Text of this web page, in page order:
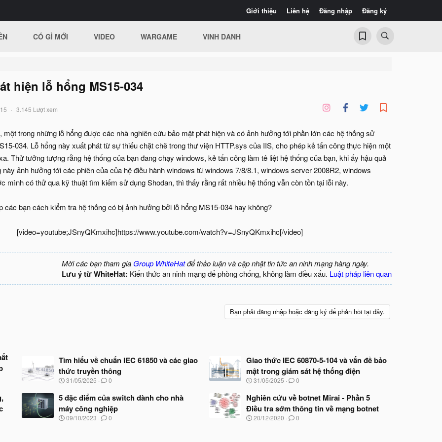
Giới thiệu Liên hệ Đăng nhập Đăng ký
CÓ GÌ MỚI VIDEO WARGAME VINH DANH
hiện lỗ hổng MS15-034
3.145 Lượt xem
một trong những lỗ hổng được các nhà nghiên cứu bảo mật phát hiện và có ảnh hưởng tới phần lớn các hệ thống sử
034. Lỗ hổng này xuất phát từ sự thiếu chặt chẽ trong thư viện HTTP.sys của IIS, cho phép kẻ tấn công thực hiện một
Thử tưởng tượng rằng hệ thống của bạn đang chạy windows, kẻ tấn công làm tê liệt hệ thống của bạn, khi ấy hậu quả
này ảnh hưởng tới các phiên của của hệ điều hành windows từ windows 7/8/8.1, windows server 2008R2, windows
mình có thử qua kỹ thuật tìm kiếm sử dụng Shodan, thì thấy rằng rất nhiều hệ thống vẫn còn tồn tại lỗi này.
các bạn cách kiểm tra hệ thống có bị ảnh hưởng bởi lỗ hổng MS15-034 hay không?
[video=youtube;JSnyQKmxihc]https://www.youtube.com/watch?v=JSnyQKmxihc[/video]
Mời các bạn tham gia Group WhiteHatđể thảo luận và cập nhật tin tức an ninh mạng hàng ngày.
Lưu ý từ WhiteHat: Kiến thức an ninh mạng để phòng chống, không làm điều xấu. Luật pháp liên quan
Bạn phải đăng nhập hoặc đăng ký để phản hồi tại đây.
Tìm hiểu về chuẩn IEC 61850 và các giao
thức truyền thông
N
à
y
b
ắ
31/05/2025 0
Giao thức IEC 60870-5-104 và vấn đề bảo
mật trong giám sát hệ thống điện
N
à
y
b
ắ
31/05/2025 0
5 đặc điểm của switch dành cho nhà
máy công nghiệp
N
09/10/2023 0
Nghiên cứu về botnet Mirai - Phần 5
Điều tra sớm thông tin về mạng botnet
N
20/12/2020 0